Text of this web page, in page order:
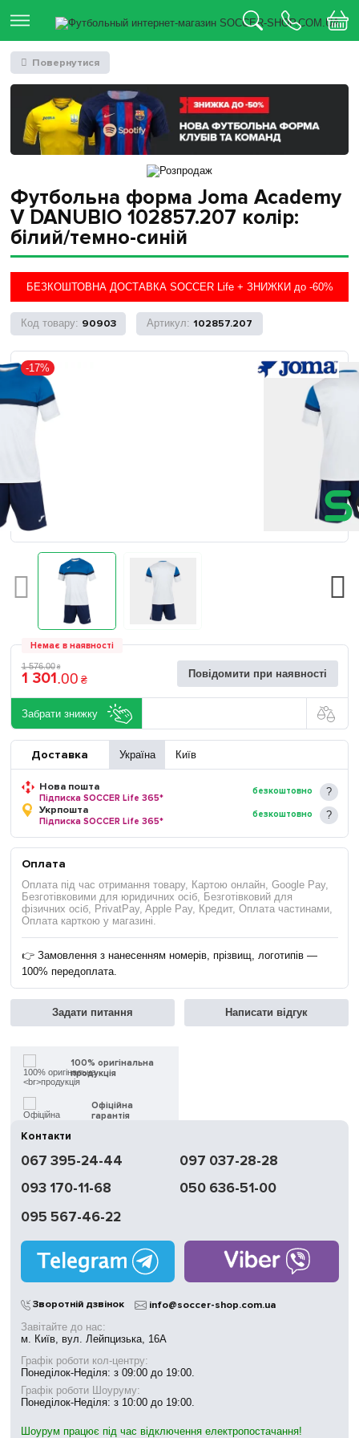
Футбольна форма Joma Academy
V DANUBIO 102857.207 колір:
білий/темно-синій
БЕЗКОШТОВНА ДОСТАВКА SOCCER Life + ЗНИЖКИ до -60%
90903 102857.207
-17%
Немає в наявності
1 576.00 ₴
1 301.00 ₴ Повідомити при наявності
Забрати знижку
Доставка Україна Київ
Нова пошта
Підписка SOCCER Life 365*
безкоштовно
Укрпошта
Підписка SOCCER Life 365*
безкоштовно
Оплата
Оплата під час отримання товару, Картою онлайн, Google Pay,
Безготівковими для юридичних осіб, Безготівковий для
фізичних осіб, PrivatPay, Apple Pay, Кредит, Оплата частинами,
Оплата карткою у магазині.
👉 Замовлення з нанесенням номерів, прізвищ, логотипів —
100% передоплата.
Задати питання Написати відгук
100% оригінальна
продукція
Офіційна
гарантія
доставка
Обмін | Повернення
без вихідних
у Києві
Контакти
067 395-24-44
097 037-28-28
093 170-11-68
050 636-51-00
095 567-46-22
Зворотній дзвінок info@soccer-shop.com.ua
Завітайте до нас:
м. Київ, вул. Лейпцизька, 16А
Графік роботи кол-центру:
Понеділок-Неділя: з 09:00 до 19:00.
Графік роботи Шоуруму:
Понеділок-Неділя: з 10:00 до 19:00.
Шоурум працює під час відключення електропостачання!
Повернутися